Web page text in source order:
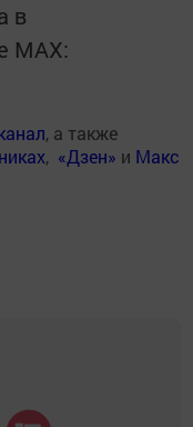
в
MАХ:
, а также
, «Дзен» и Макс